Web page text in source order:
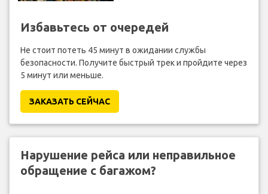
Избавьтесь от очередей
Не стоит потеть 45 минут в ожидании службы
безопасности. Получите быстрый трек и пройдите через
5 минут или меньше.
ЗАКАЗАТЬ СЕЙЧАС
Нарушение рейса или неправильное
обращение с багажом?